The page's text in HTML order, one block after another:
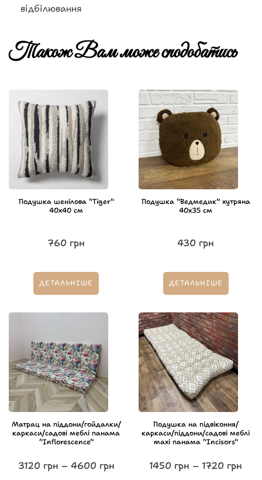
відбілювання
Також Вам може сподобатись
Подушка шенілова “Tiger”
40х40 см
760 грн
ДЕТАЛЬНІШЕ
Подушка “Ведмедик” хутряна
40х35 см
430 грн
ДЕТАЛЬНІШЕ
Матрац на піддони/гойдалки/
каркаси/садові меблі панама
“Inflorescence”
3120 грн – 4600 грн
Подушка на підвіконня/
каркаси/піддони/садові меблі
maxi панама “Incisors”
1450 грн – 1720 грн